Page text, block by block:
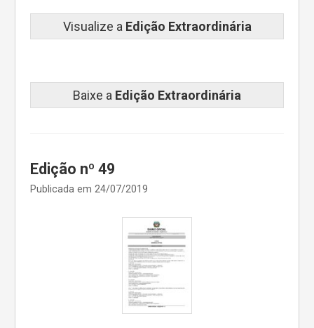
Visualize a Edição Extraordinária
Baixe a Edição Extraordinária
Edição nº 49
Publicada em 24/07/2019